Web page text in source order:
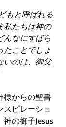
もと呼ばれる
たちは神の
なにすばら
たことでしょ
いのは、御父
様からの聖書
スピレーショ
の御子Jesus